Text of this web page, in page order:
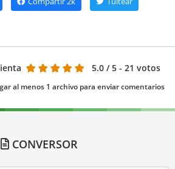
5.0 / 5 - 21 votos
al menos 1 archivo para enviar comentarios
CONVERSOR